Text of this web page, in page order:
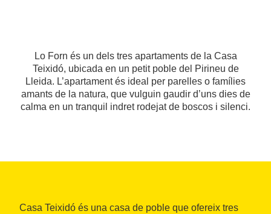
Lo Forn és un dels tres apartaments de la Casa
Teixidó, ubicada en un petit poble del Pirineu de
Lleida. L’apartament és ideal per parelles o famílies
amants de la natura, que vulguin gaudir d’uns dies de
calma en un tranquil indret rodejat de boscos i silenci.
Casa Teixidó és una casa de poble que ofereix tres